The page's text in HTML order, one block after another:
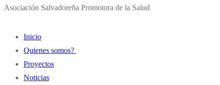
Asociación Salvadoreña Promotora de la Salud
Inicio
Quienes somos?
Historia
Misión y Visión
Proyectos
Noticias